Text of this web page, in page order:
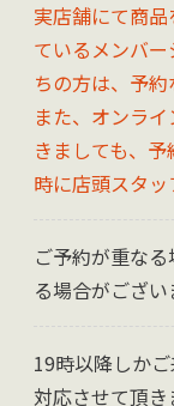
実店舗にて商
ているメンバ
ちの方は、予約
また、オンラ
きましても、
時に店頭スタッ
ご予約が重な
る場合がござい
19時以降しか
対応させて頂き